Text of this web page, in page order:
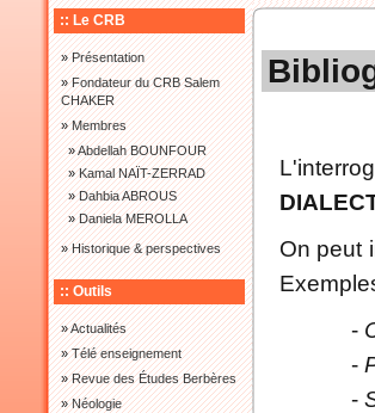
:: Le CRB
»Présentation
»Fondateur du CRB Salem
CHAKER
»Membres
»Abdellah BOUNFOUR
»Kamal NAÏT-ZERRAD
»Dahbia ABROUS
»Daniela MEROLLA
»Historique & perspectives
:: Outils
»Actualités
»Télé enseignement
»Revue des Études Berbères
»Néologie
On peut
-
-
-